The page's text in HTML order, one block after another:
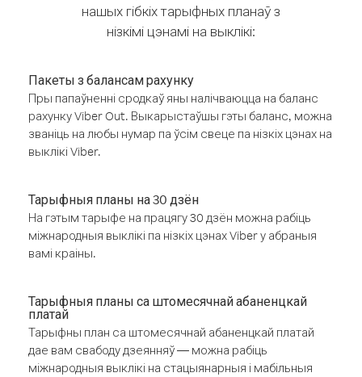
нашых гібкіх тарыфных планаў з
нізкімі цэнамі на выклікі:
Пакеты з балансам рахунку
Пры папаўненні сродкаў яны налічваюцца на баланс
рахунку Viber Out. Выкарыстаўшы гэты баланс, можна
званіць на любы нумар па ўсім свеце па нізкіх цэнах на
выклікі Viber.
Тарыфныя планы на 30 дзён
На гэтым тарыфе на працягу 30 дзён можна рабіць
міжнародныя выклікі па нізкіх цэнах Viber у абраныя
вамі краіны.
Тарыфныя планы са штомесячнай абаненцкай
платай
Тарыфны план са штомесячнай абаненцкай платай
дае вам свабоду дзеянняў — можна рабіць
міжнародныя выклікі на стацыянарныя і мабільныя